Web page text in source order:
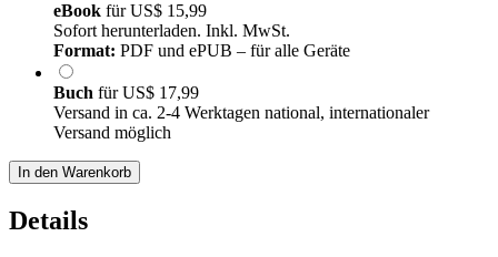
eBook fürUS$ 15,99
Sofort herunterladen. Inkl. MwSt.
Format: PDF und ePUB – für alle Geräte
Buch fürUS$ 17,99
Versand in ca. 2-4 Werktagen national, internationaler
Versand möglich
In den Warenkorb
Details